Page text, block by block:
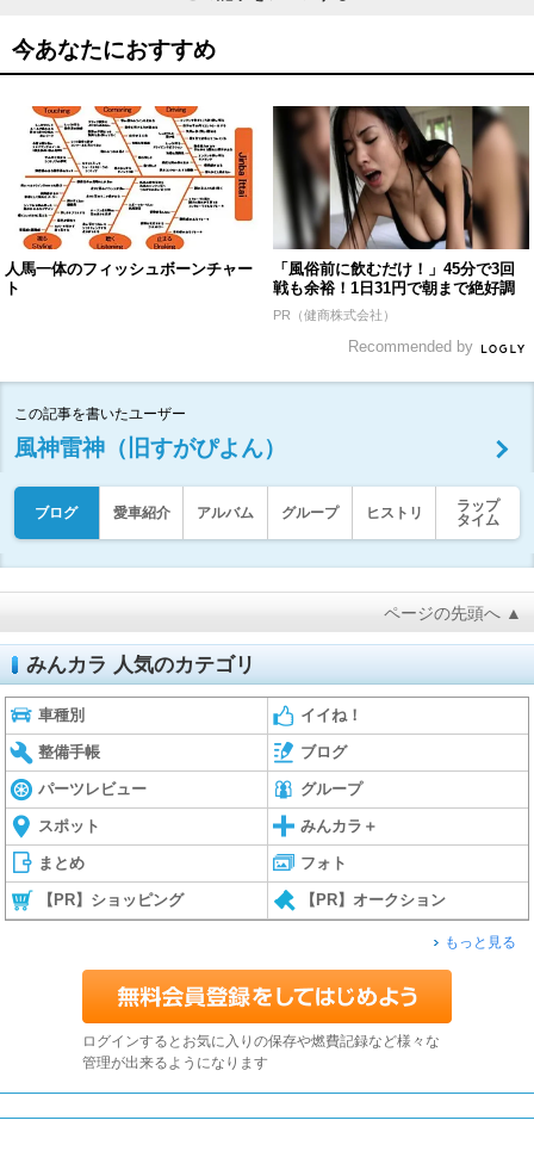
今あなたにおすすめ
人馬一体のフィッシュボーンチャー
ト
「風俗前に飲むだけ！」45分で3回
戦も余裕！1日31円で朝まで絶好調
PR（健商株式会社）
Recommended by
この記事を書いたユーザー
風神雷神（旧すがぴよん）
ブログ 愛車紹介 アルバム グループ ヒストリ
ラップ
タイム
ページの先頭へ ▲
みんカラ 人気のカテゴリ
車種別 イイね！
整備手帳 ブログ
パーツレビュー グループ
スポット みんカラ＋
まとめ フォト
【PR】ショッピング 【PR】オークション
もっと見る
ログインするとお気に入りの保存や燃費記録など様々な
管理が出来るようになります